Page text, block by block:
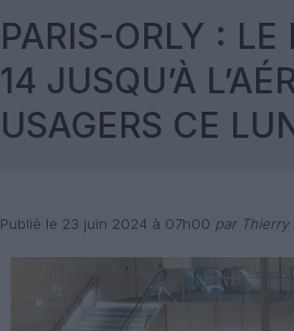
PARIS-ORLY :
14 JUSQU’À
USAGERS CE
Publié le 23 juin 2024 à 07h00 par Thierry